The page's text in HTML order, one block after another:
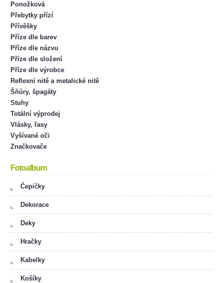
Ponožková
Přebytky přízí
Přívěšky
Příze dle barev
Příze dle názvu
Příze dle složení
Příze dle výrobce
Reflexní nitě a metalické nitě
Šňůry, špagáty
Stuhy
Totální výprodej
Vlásky, řasy
Vyšívané oči
Značkovače
Fotoalbum
Čepičky
Dekorace
Deky
Hračky
Kabelky
Košíky